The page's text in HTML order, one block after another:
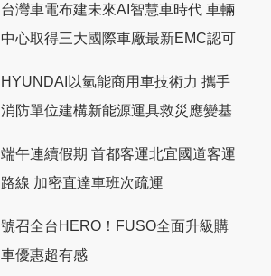
台灣車電布建未來AI智慧車時代 車輛
中心取得三大國際車廠最新EMC認可
HYUNDAI以氫能商用車技術力 攜手
消防單位建構新能源運具救災應變基
端午連續假期 首都客運北宜國道客運
路線 加密直達車班次疏運
號召全台HERO！FUSO全面升級購
車優惠超有感